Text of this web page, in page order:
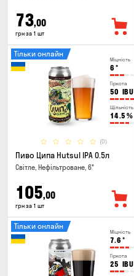
73,00
грн за 1 шт
Міцність
6 °
Гіркота
50 IBU
Щільність
14.5 %
(0)
Тільки онлайн
Пиво Ципа Hutsul IPA 0.5л
Світле, Нефільтроване, 6°
105,00
грн за 1 шт
Міцність
7.6 °
Гіркота
25 IBU
Тільки онлайн